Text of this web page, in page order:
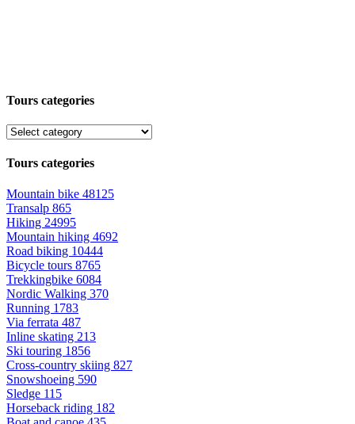
Tours categories
Tours categories
Mountain bike 48125
Transalp 865
Hiking 24995
Mountain hiking 4692
Road biking 10444
Bicycle tours 8765
Trekkingbike 6084
Nordic Walking 370
Running 1783
Via ferrata 487
Inline skating 213
Ski touring 1856
Cross-country skiing 827
Snowshoeing 590
Sledge 115
Horseback riding 182